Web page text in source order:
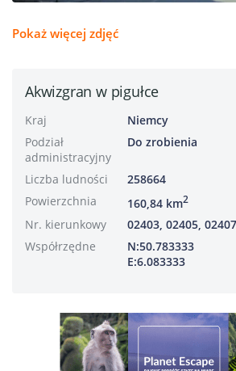
Pokaż więcej zdjęć
Akwizgran w pigułce
Kraj
Niemcy
Podział
administracyjny
Do zrobienia
Liczba ludności
258664
Powierzchnia
160,84 km2
Nr. kierunkowy
02403, 02405,
Współrzędne
N:50.783333
E:6.083333